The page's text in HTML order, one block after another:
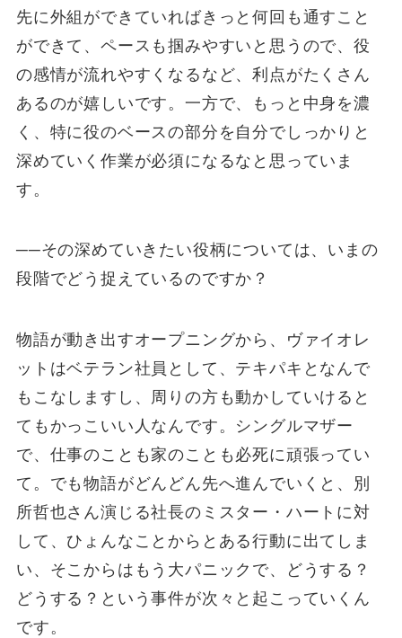
先に外組ができていればきっと何回も通すこと
ができて、ペースも掴みやすいと思うので、役
の感情が流れやすくなるなど、利点がたくさん
あるのが嬉しいです。一方で、もっと中身を濃
く、特に役のベースの部分を自分でしっかりと
深めていく作業が必須になるなと思っていま
す。
──その深めていきたい役柄については、いまの
段階でどう捉えているのですか？
物語が動き出すオープニングから、ヴァイオレ
ットはベテラン社員として、テキパキとなんで
もこなしますし、周りの方も動かしていけると
てもかっこいい人なんです。シングルマザー
で、仕事のことも家のことも必死に頑張ってい
て。でも物語がどんどん先へ進んでいくと、別
所哲也さん演じる社長のミスター・ハートに対
して、ひょんなことからとある行動に出てしま
い、そこからはもう大パニックで、どうする？
どうする？という事件が次々と起こっていくん
です。